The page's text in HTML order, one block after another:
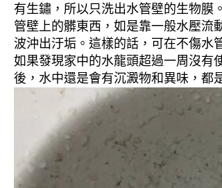
有生鏽，所以只洗出水管壁的生物膜。
管壁上的髒東西，如是靠一般水壓流
波沖出汙垢。這樣的話，可在不傷水
如果發現家中的水龍頭超過一周沒有
後，水中還是會有沉澱物和異味，都